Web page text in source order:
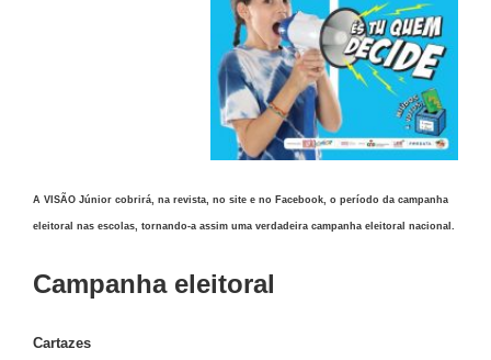
A VISÃO Júnior cobrirá, na revista, no site e no Facebook, o período da campanha
eleitoral nas escolas, tornando-a assim uma verdadeira campanha eleitoral nacional.
Campanha eleitoral
Cartazes